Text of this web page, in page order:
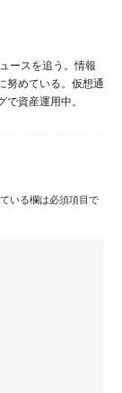
ースを追う。情報
努めている。仮想通
資産運用中。
いる欄は必須項目で